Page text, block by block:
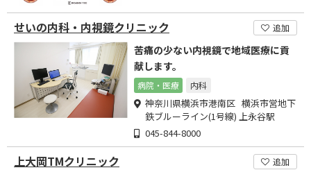
せいの内科・内視鏡クリニック 追加
苦痛の少ない内視鏡で地域医療に貢
献します。
病院・医療 内科
神奈川県横浜市港南区 横浜市営地下
鉄ブルーライン(1号線) 上永谷駅
045-844-8000
上大岡TMクリニック 追加